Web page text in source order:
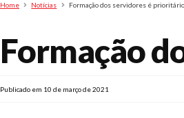
Home Notícias Formação dos servidores é prioritário
Formação
Publicado em 10 de março de 2021